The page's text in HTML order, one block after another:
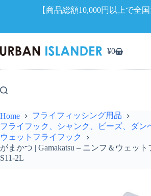
【商品総額10,000円以上で全国
ン
ン
へ
キ
ッ
プ
シ
カ
¥0
Home
フライフィッシング用品
フライフック、シャンク、ビーズ、ダン
ウェットフライフック
がまかつ | Gamakatsu – ニンフ＆ウェッ
S11-2L